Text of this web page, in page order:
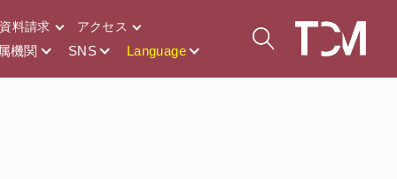
資料請求 アクセス
機関 SNS Language